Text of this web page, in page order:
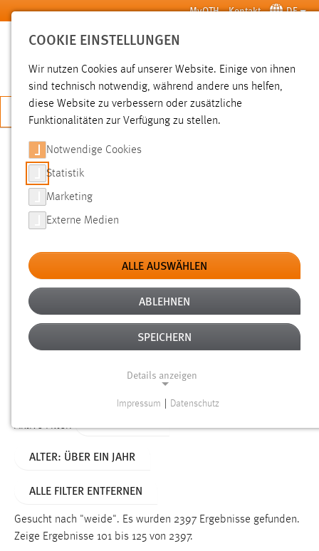
Zum Hauptinhalt springen MyOTH Kontakt DE
SUCHE
JETZT BEWERBEN
SUCHE
FILTER
Typ
Erstellungsdatum
Alter
Aktive Filter:
ALTER: ÜBER EIN JAHR
ALLE FILTER ENTFERNEN
Gesucht nach "weide". Es wurden 2397 Ergebnisse gefunden.
Zeige Ergebnisse 101 bis 125 von 2397.
COOKIE EINSTELLUNGEN
Wir nutzen Cookies auf unserer Website. Einige von ihnen
sind technisch notwendig, während andere uns helfen,
diese Website zu verbessern oder zusätzliche
Funktionalitäten zur Verfügung zu stellen.
Notwendige Cookies
Statistik
Marketing
Externe Medien
ALLE AUSWÄHLEN
ABLEHNEN
SPEICHERN
Details anzeigen
Funktionen und sind für die einwandfreie Funktion der
Name:
Impressum Datenschutz